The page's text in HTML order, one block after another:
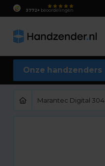
3772+ beoordelingen
Onze handzenders
Marantec Digital